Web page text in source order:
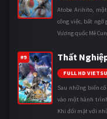
Atobe Arihito,
công việc, bất ngờ
Vương quốc Mê
#9 Thất
FULL HD
Sau những biến
vào một hành
Khi đối mặt với